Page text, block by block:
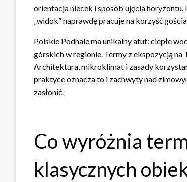
orientacja niecek i sposób ujęcia
„widok” naprawdę pracuje na korzyść
Polskie Podhale ma unikalny atut: ciepłe
górskich w regionie. Termy z ekspozycją
Architektura, mikroklimat i zasady
praktyce oznacza to i zachwyty nad
zasłonić.
Co wyróżnia
klasycznych